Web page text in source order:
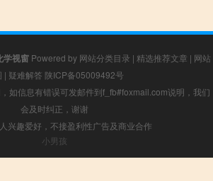
学视窗 Powered by 网站分类目录 | 精选推荐文章 | 网站
| 疑难解答 陕ICP备05009492号
如信息有错误可发邮件到f_fb#foxmail.com说明，我们
会及时纠正，谢谢
兴趣爱好，不接盈利性广告及商业合作
小男孩